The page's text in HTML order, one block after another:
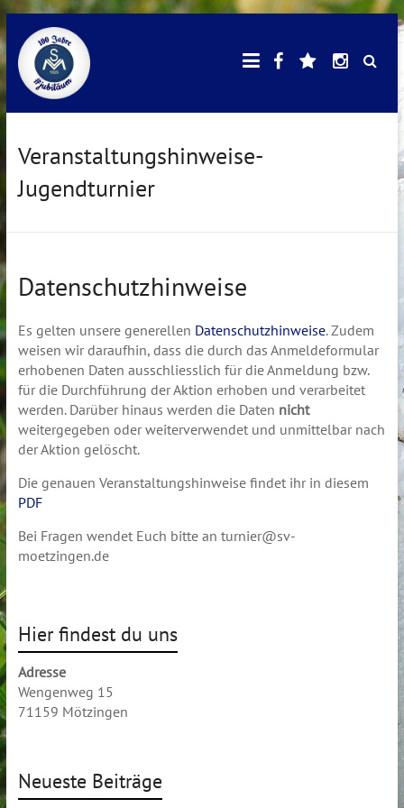
to
content
SV
Mötzingen
Veranstaltungshinweise-
Jugendturnier
Datenschutzhinweise
Es gelten unsere generellen Datenschutzhinweise. Zudem
weisen wir daraufhin, dass die durch das Anmeldeformular
erhobenen Daten ausschliesslich für die Anmeldung bzw.
für die Durchführung der Aktion erhoben und verarbeitet
werden. Darüber hinaus werden die Daten nicht
weitergegeben oder weiterverwendet und unmittelbar nach
der Aktion gelöscht.
Die genauen Veranstaltungshinweise findet ihr in diesem
PDF
Bei Fragen wendet Euch bitte an turnier@sv-
moetzingen.de
Hier findest du uns
Adresse
Wengenweg 15
71159 Mötzingen
Neueste Beiträge